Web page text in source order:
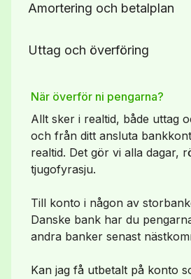
Amortering och betalplan
Uttag och överföring
När överför ni pengarna?
Allt sker i realtid, både uttag
och från ditt ansluta
realtid. Det gör vi alla dagar,
tjugofyrasju.
Till konto i någon av
Danske bank har du
andra banker senast
Kan jag få utbetalt på konto